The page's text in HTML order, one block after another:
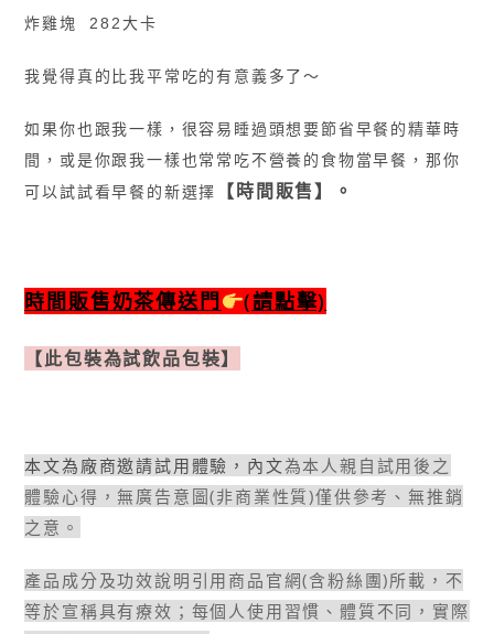
炸雞塊 282大卡
我覺得真的比我平常吃的有意義多了〜
如果你也跟我一樣，很容易睡過頭想要節省早餐的精華時
間，或是你跟我一樣也常常吃不營養的食物當早餐，那你
可以試試看早餐的新選擇
【時間販售】。
時間販售奶茶傳送門 (請點擊)
【此包裝為試飲品包裝】
本文為廠商邀請試用體驗，內文為本人親自試用後之
體驗心得，無廣告意圖(非商業性質)僅供參考、無推銷
之意。
產品成分及功效說明引用商品官網(含粉絲團)所載，不
等於宣稱具有療效；每個人使用習慣、體質不同，實際